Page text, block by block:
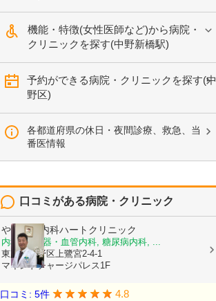
機能・特徴(女性医師など)から病院・
クリニックを探す(中野新橋駅)
予約ができる病院・クリニックを探す(中
野区)
各都道府県の休日・夜間診療、救急、当
番医情報
口コミがある病院・クリニック
やまぐち内科ハートクリニック
内科, 循環器・血管内科, 糖尿病内科, ...
東京都中野区上鷺宮2-4-1
マインドチャージパレス1F
口コミ: 5件 4.8